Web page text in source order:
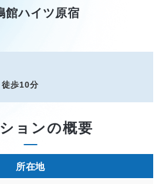
館ハイツ原宿
歩10分
ョンの概要
所在地